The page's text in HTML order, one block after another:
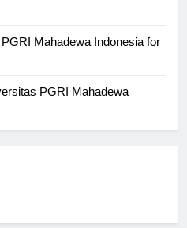
Mahadewa Indonesia for
PGRI Mahadewa